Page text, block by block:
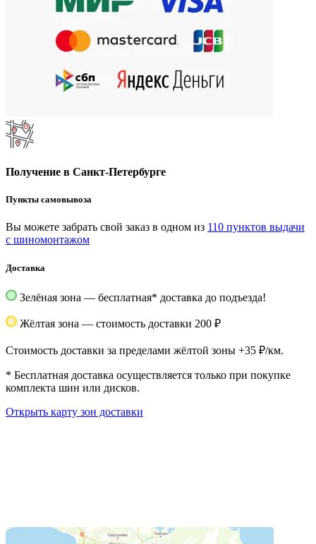
Получение в Санкт-Петербурге
Пункты самовывоза
Вы можете забрать свой заказ в одном из 110 пунктов выдачи
с шиномонтажом
Доставка
Зелёная зона — бесплатная* доставка до подъезда!
Жёлтая зона — стоимость доставки 200 ₽
Стоимость доставки за пределами жёлтой зоны +35 ₽/км.
* Бесплатная доставка осуществляется только при покупке
комплекта шин или дисков.
Открыть карту зон доставки